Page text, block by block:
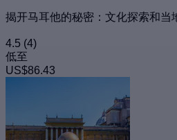
揭开马耳他的秘密：文化探索和当
4.5 (4)
低至
US$86.43